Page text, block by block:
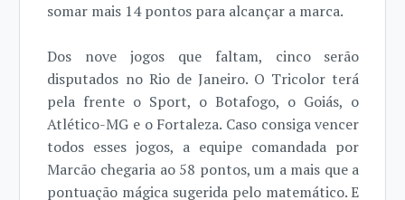
somar mais 14 pontos para alcançar a marca.
Dos nove jogos que faltam, cinco serão
disputados no Rio de Janeiro. O Tricolor terá
pela frente o Sport, o Botafogo, o Goiás, o
Atlético-MG e o Fortaleza. Caso consiga vencer
todos esses jogos, a equipe comandada por
Marcão chegaria ao 58 pontos, um a mais que a
pontuação mágica sugerida pelo matemático. E